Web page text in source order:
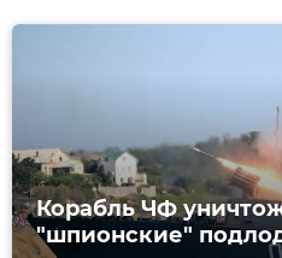
Корабль ЧФ
"шпионские"